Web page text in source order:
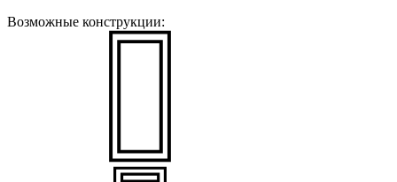
Возможные конструкции: